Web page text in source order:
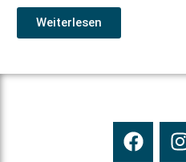
Weiterlesen